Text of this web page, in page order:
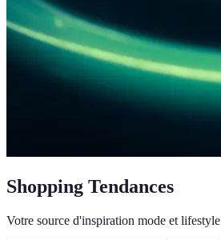
Shopping Tendances
Votre source d'inspiration mode et lifestyle